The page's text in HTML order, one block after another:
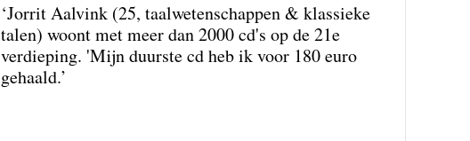
‘Jorrit Aalvink (25, taalwetenschappen & klassieke
talen) woont met meer dan 2000 cd's op de 21e
verdieping. 'Mijn duurste cd heb ik voor 180 euro
gehaald.’